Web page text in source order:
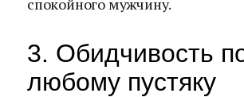
спокойного мужчину.
3. Обидчивость
любому пустяку